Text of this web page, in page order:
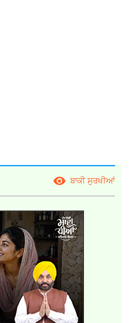
ਬਾਕੀ ਸੁਰਖੀਆਂ